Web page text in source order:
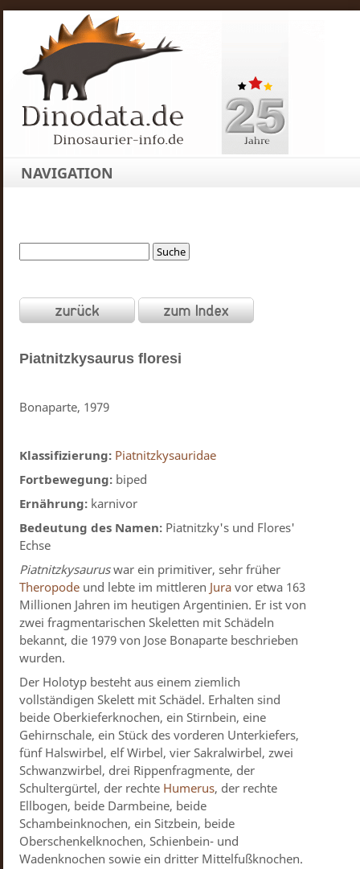
NAVIGATION
Piatnitzkysaurus floresi
Bonaparte, 1979
Klassifizierung: Piatnitzkysauridae
Fortbewegung: biped
Ernährung: karnivor
Bedeutung des Namen: Piatnitzky's und Flores'
Echse
Piatnitzkysauruswar ein primitiver, sehr früher
Theropode und lebte im mittleren Jura vor etwa 163
Millionen Jahren im heutigen Argentinien. Er ist von
zwei fragmentarischen Skeletten mit Schädeln
bekannt, die 1979 von Jose Bonaparte beschrieben
wurden.
Der Holotyp besteht aus einem ziemlich
vollständigen Skelett mit Schädel. Erhalten sind
beide Oberkieferknochen, ein Stirnbein, eine
Gehirnschale, ein Stück des vorderen Unterkiefers,
fünf Halswirbel, elf Wirbel, vier Sakralwirbel, zwei
Schwanzwirbel, drei Rippenfragmente, der
Schultergürtel, der rechte Humerus, der rechte
Ellbogen, beide Darmbeine, beide
Schambeinknochen, ein Sitzbein, beide
Oberschenkelknochen, Schienbein- und
Wadenknochen sowie ein dritter Mittelfußknochen.